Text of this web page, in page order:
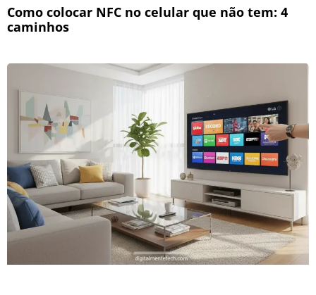
Como colocar NFC no celular que não tem: 4
caminhos